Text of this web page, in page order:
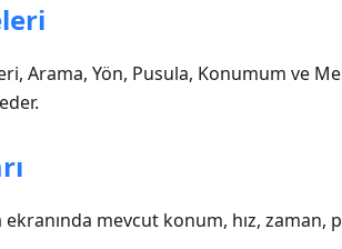
Arama, Yön, Pusula, Konumum ve
mevcut konum, hız, zaman,